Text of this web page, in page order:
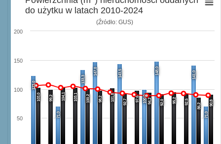
(Źródło: GUS)
123,0
71,0
133,3
147,0 143,5
100,0
148,0 141,0
71,0
103,0 99,2 104,1 103,1 100,2 98,2 101,8 92,7 97,6 94,2 92,0 95,2 92,5
86,2 90,8
50
100
150
200
do użytku w latach 2010-2024